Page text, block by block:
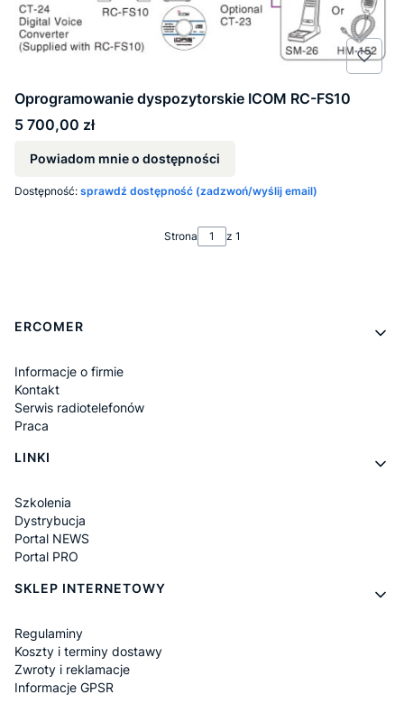
Oprogramowanie dyspozytorskie ICOM RC-FS10
Cena
5 700,00 zł
Powiadom mnie o dostępności
Dostępność: sprawdź dostępność (zadzwoń/wyślij email)
Strona z 1
Linki w stopce
ERCOMER
Informacje o firmie
Kontakt
Serwis radiotelefonów
Praca
LINKI
Szkolenia
Dystrybucja
Portal NEWS
Portal PRO
SKLEP INTERNETOWY
Regulaminy
Koszty i terminy dostawy
Zwroty i reklamacje
Informacje GPSR